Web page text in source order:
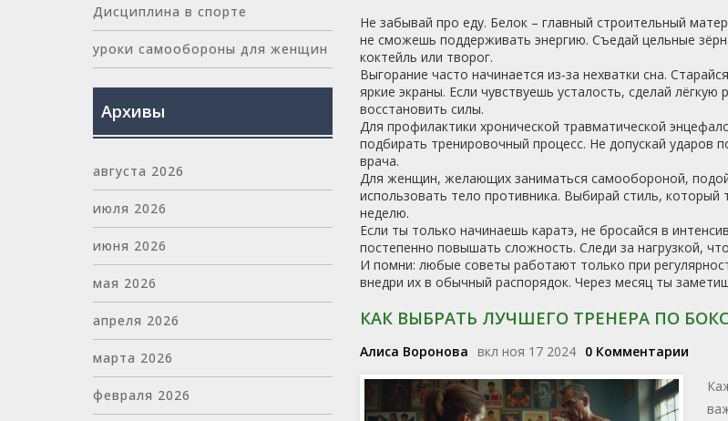
Не забывай про еду. Белок – главный строительный
не сможешь поддерживать энергию. Съедай цельные
коктейль или творог.
Выгорание часто начинается из‑за нехватки сна.
яркие экраны. Если чувствуешь усталость, сделай
восстановить силы.
Для профилактики хронической травматической
подбирать тренировочный процесс. Не допускай ударов
врача.
Для женщин, желающих заниматься самообороной,
использовать тело противника. Выбирай стиль,
неделю.
Если ты только начинаешь каратэ, не бросайся в
постепенно повышать сложность. Следи за нагрузкой,
И помни: любые советы работают только при
внедри их в обычный распорядок. Через месяц ты
КАК ВЫБРАТЬ ЛУЧШЕГО ТРЕНЕРА ПО
Алиса Воронова вкл ноя 17 2024
0 Комментарии
Дисциплина в спорте
уроки самообороны для женщин
Архивы
августа 2026
июля 2026
июня 2026
мая 2026
апреля 2026
марта 2026
февраля 2026